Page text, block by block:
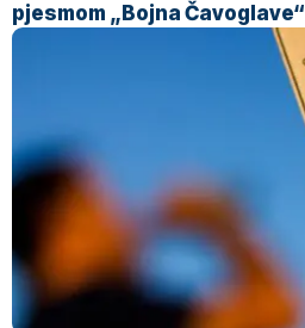
pjesmom „Bojna Čavoglave“